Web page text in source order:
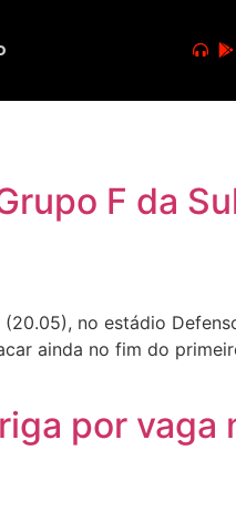
F da
no estádio
ainda no fim do
por vaga